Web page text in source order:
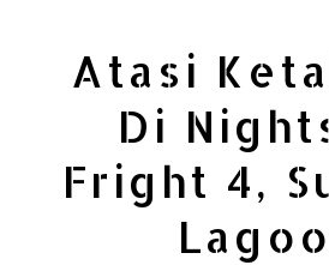
Atasi
Di
Fright 4,